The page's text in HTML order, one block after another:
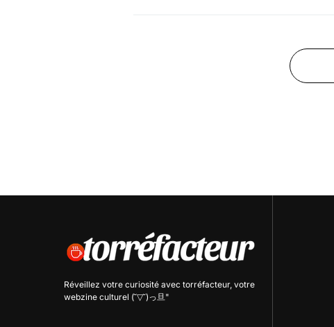
Réveillez votre curiosité avec torréfacteur, votre
webzine culturel (˘▽˘)っ旦"